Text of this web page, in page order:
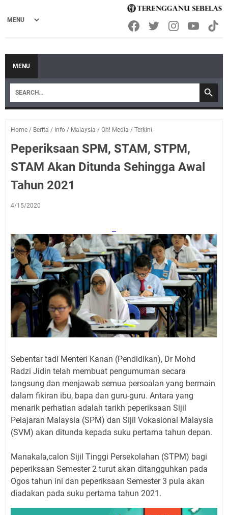
MENU
Home / Berita / Info / Malaysia / Oh! Media / Terkini
Peperiksaan SPM, STAM, STPM,
STAM Akan Ditunda Sehingga Awal
Tahun 2021
4/15/2020
Sebentar tadi Menteri Kanan (Pendidikan), Dr Mohd
Radzi Jidin telah membuat pengumuman secara
langsung dan menjawab semua persoalan yang bermain
dalam fikiran ibu, bapa dan guru-guru. Antara yang
menarik perhatian adalah tarikh peperiksaan Sijil
Pelajaran Malaysia (SPM) dan Sijil Vokasional Malaysia
(SVM) akan ditunda kepada suku pertama tahun depan.
Manakala,calon Sijil Tinggi Persekolahan (STPM) bagi
peperiksaan Semester 2 turut akan ditangguhkan pada
Ogos tahun ini dan peperiksaan Semester 3 pula akan
diadakan pada suku pertama tahun 2021.